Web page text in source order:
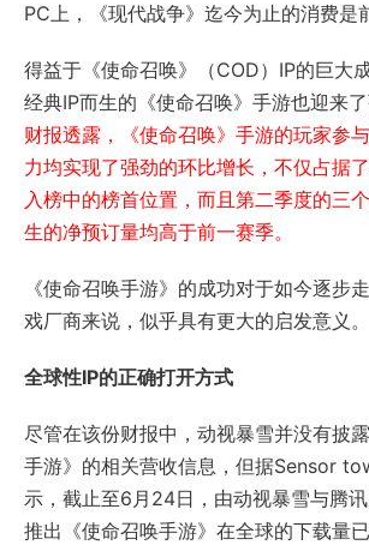
PC上，《现代战争》迄今为止的消费是
得益于《使命召唤》（COD）IP的巨大
经典IP而生的《使命召唤》手游也迎来了
财报透露，《使命召唤》手游的玩家参
力均实现了强劲的环比增长，不仅占据
入榜中的榜首位置，而且第二季度的三
生的净预订量均高于前一赛季。
《使命召唤手游》的成功对于如今逐步
戏厂商来说，似乎具有更大的启发意义。
全球性IP的正确打开方式
尽管在该份财报中，动视暴雪并没有披
手游》的相关营收信息，但据Sensor
示，截止至6月24日，由动视暴雪与腾
推出《使命召唤手游》在全球的下载量